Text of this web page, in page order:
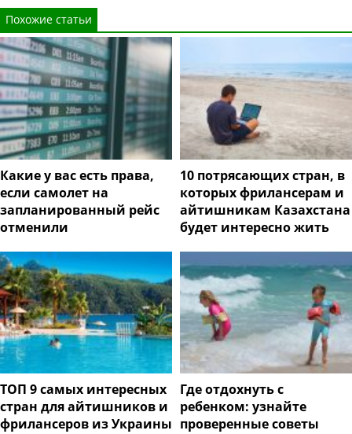
Похожие статьи
Какие у вас есть права,
если самолет на
запланированный рейс
отменили
10 потрясающих стран, в
которых фрилансерам и
айтишникам Казахстана
будет интересно жить
ТОП 9 самых интересных
стран для айтишников и
фрилансеров из Украины
Где отдохнуть с
ребенком: узнайте
проверенные советы